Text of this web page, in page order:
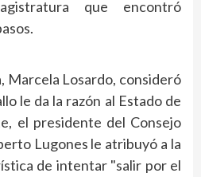
que encontró
Marcela Losardo, consideró
le da la razón al Estado de
el presidente del Consejo
Lugones le atribuyó a la
de intentar "salir por el